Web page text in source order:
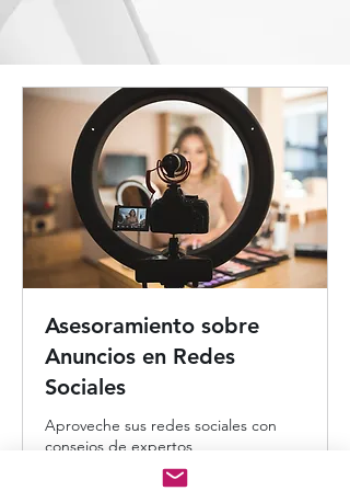
Asesoramiento sobre
Anuncios en Redes
Sociales
Aproveche sus redes sociales con
consejos de expertos